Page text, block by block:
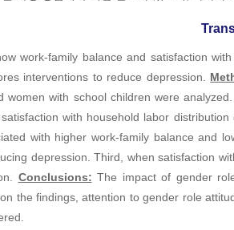
work-family balance and satisfaction
interventions to reduce depression.
women with school children were
with household labor
with higher work-family balance and
depression. Third, when satisfaction
Conclusions: The impact of gender
the findings, attention to gender role